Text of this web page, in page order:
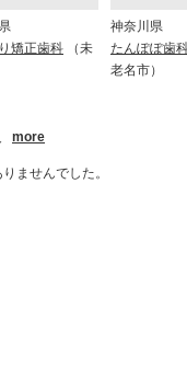
矯正歯科
（未
神奈川県
たんぽぽ歯
老名市）
more
ませんでした。